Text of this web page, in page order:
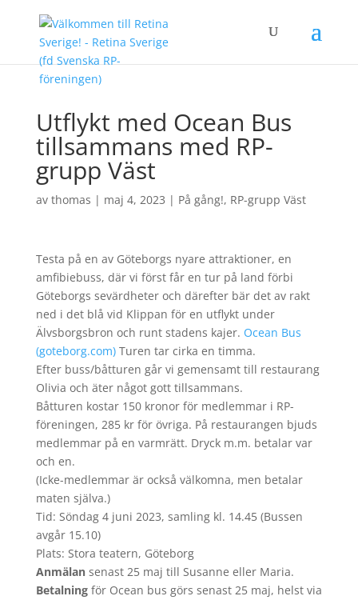
Utflykt med Ocean Bus
tillsammans med RP-
grupp Väst
av thomas | maj 4, 2023 | På gång!, RP-grupp Väst
Testa på en av Göteborgs nyare attraktioner, en
amfibiebuss, där vi först får en tur på land förbi
Göteborgs sevärdheter och därefter bär det av rakt
ned i det blå vid Klippan för en utflykt under
Älvsborgsbron och runt stadens kajer. Ocean Bus
(goteborg.com)Turen tar cirka en timma.
Efter buss/båtturen går vi gemensamt till restaurang
Olivia och äter något gott tillsammans.
Båtturen kostar 150 kronor för medlemmar i RP-
föreningen, 285 kr för övriga. På restaurangen bjuds
medlemmar på en varmrätt. Dryck m.m. betalar var
och en.
(Icke-medlemmar är också välkomna, men betalar
maten själva.)
Tid: Söndag 4 juni 2023, samling kl. 14.45 (Bussen
avgår 15.10)
Plats: Stora teatern, Göteborg
Anmälan senast 25 maj till Susanne eller Maria.
Betalningför Ocean bus görs senast 25 maj, helst via